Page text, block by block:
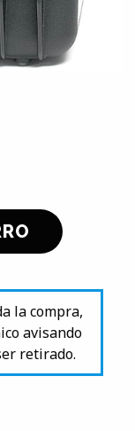
la compra,
avisando
retirado.